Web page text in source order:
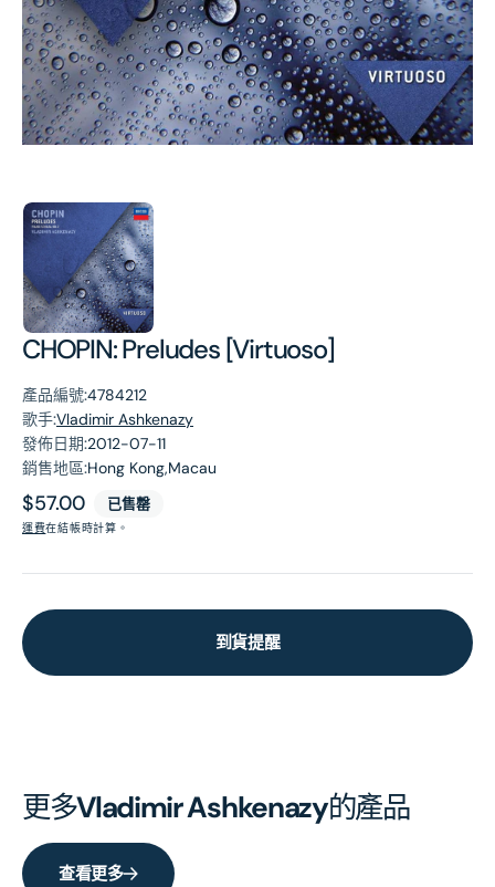
CHOPIN: Preludes [Virtuoso]
產品編號:4784212
歌手:Vladimir Ashkenazy
發佈日期:2012-07-11
銷售地區:Hong Kong,Macau
原
價
$57.00 已售罄
運費在結帳時計算。
到貨提醒
中
開
啟
第
1
張
更多Vladimir Ashkenazy的產品
查看更多